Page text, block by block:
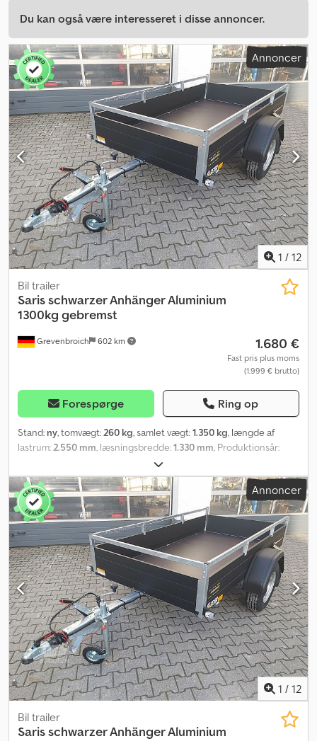
Du kan også være interesseret i disse annoncer.
Annoncer
1 / 12
Grevenbroich 602 km
Bil trailer
Sarisschwarzer Anhänger Aluminium
1300kg gebremst
1.680 €
Fast pris plus moms
(1.999 € brutto)
Forespørge Ring op
Stand: ny, tomvægt: 260 kg, samlet vægt:1.350 kg, længde af
lastrum: 2.550 mm , læsningsbredde:1.330 mm , Produktionsår:
, Bestil og afhent hos ANHÄNGERWIRTZ midt i Rhinlandet
mellem Köln og Düsseldorf. Køb online – spar mange penge.
Mange flere versioner fås hos ANHÄNGERWIRTZ. Et uforpligtende
eksempel: Køb personbilstrailere. Køretøjsdata: Saris Mc Alu Pro
DV135 sort Totalvægt: 1350 kg, nyttelast: 1115 kg Indvendige mål (L x
B x H): 255 cm x 133 cm x 43 cm Udvendige mål (L x B x H): 375 cm x
183 cm x 95 cm Dæk: 14" Standardudstyr: forsænkede surringsøjer
400 daN brandgalvaniseret stålramme sidevægge i flerlags
aluminium, sort fuldt understøttet bundplade udvendige
netkroge støttehjul aftagelig bagvæg bundplade i rammen, finsk
birketræ rammedele svejset sammen og brandgalvaniseret
inklusive køretøjsdokumenter, kun afhentning fra lager! Bestil
telefonisk og hav annoncens ID-nummer klar, eller køb nemt
døgnet rundt via: MAN. - FRE. 08.00 - 12.30 Codpfozl Htlox Aarsrf
14.00 - 18.00 eller shop døgnet rundt på trailershop.de 07.26
DV135MCALUPROBLACK
Annoncer
1 / 12
Bil trailer
Sarisschwarzer Anhänger Aluminium